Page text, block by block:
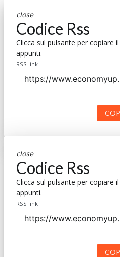
close
Codice Rss
Clicca sul pulsante per copiare il
appunti.
RSS link
close
Codice Rss
Clicca sul pulsante per copiare il
appunti.
RSS link